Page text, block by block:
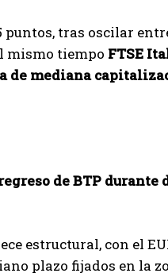
puntos, tras oscilar
mismo tiempo FTSE
de mediana
de BTP durante
estructural, con el
plazo fijados en la